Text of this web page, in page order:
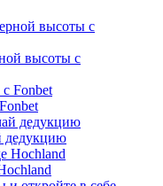
высоты с
дедукцию